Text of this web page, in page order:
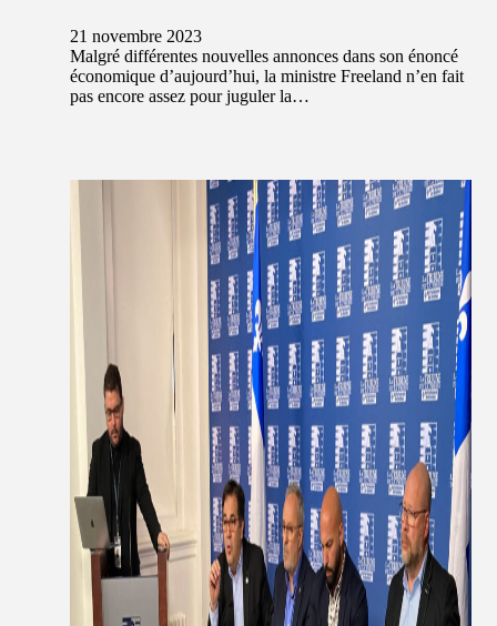
21 novembre 2023
Malgré différentes nouvelles annonces dans son énoncé
économique d’aujourd’hui, la ministre Freeland n’en fait
pas encore assez pour juguler la…